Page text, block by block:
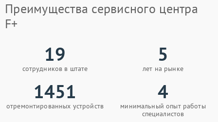
Преимущества сервисного центра
F+
19
сотрудников в штате
5
лет на рынке
1451
отремонтированных устройств
4
минимальный опыт работы
специалистов